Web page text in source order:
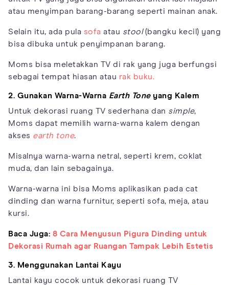
atau menyimpan barang-barang seperti mainan anak.
Selain itu, ada pula sofa atau stool(bangku kecil) yang
bisa dibuka untuk penyimpanan barang.
Moms bisa meletakkan TV di rak yang juga berfungsi
sebagai tempat hiasan atau rak buku.
2. Gunakan Warna-Warna Earth Toneyang Kalem
Untuk dekorasi ruang TV sederhana dan simple,
Moms dapat memilih warna-warna kalem dengan
akses earth tone.
Misalnya warna-warna netral, seperti krem, coklat
muda, dan lain sebagainya.
Warna-warna ini bisa Moms aplikasikan pada cat
dinding dan warna furnitur, seperti sofa, meja, atau
kursi.
Baca Juga: 8 Cara Menyusun Pigura Dinding untuk
Dekorasi Rumah agar Ruangan Tampak Lebih Estetis
3. Menggunakan Lantai Kayu
Lantai kayu cocok untuk dekorasi ruang TV